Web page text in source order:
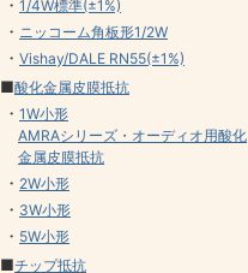
・ 1/4W標準(±1%)
・ ニッコーム角板形1/2W
・ Vishay/DALE RN55(±1%)
■酸化金属皮膜抵抗
・ 1W小形
AMRAシリーズ・オーディオ用酸化
金属皮膜抵抗
・ 2W小形
・ 3W小形
・ 5W小形
■チップ抵抗